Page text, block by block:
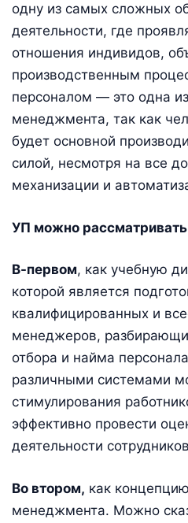
одну из самых сложных
деятельности, где
отношения индивидов,
производственным
персоналом — это одна
менеджмента, так как
будет основной
силой, несмотря на все
механизации и
УП можно рассматривать
В-первом, как учебную
которой является
квалифицированных и
менеджеров,
отбора и найма
различными системами
стимулирования
эффективно провести
деятельности
Во втором, как
менеджмента. Можно